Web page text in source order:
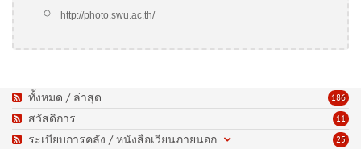
http://photo.swu.ac.th/
186
ทั้งหมด / ล่าสุด
11
สวัสดิการ
25
ระเบียบการคลัง / หนังสือเวียนภายนอก